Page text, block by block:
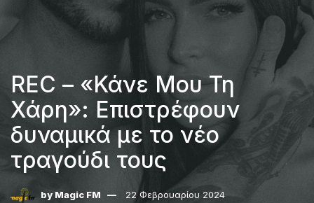
REC – «Κάνε Μου Τη
Χάρη»: Επιστρέφουν
δυναμικά με το νέο
τραγούδι τους
by Magic FM 22 Φεβρουαρίου 2024